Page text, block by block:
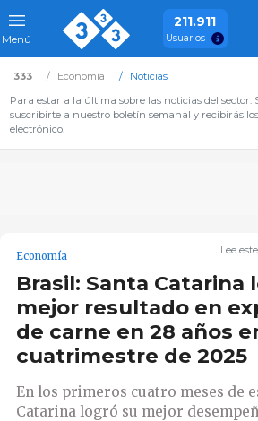
Menú
211.911
Usuarios
333 Economía
Noticias
Para estar a la última sobre las noticias del sector.
suscribirte a nuestro boletín semanal y recibirás
electrónico.
Lee
Economía
Brasil: Santa Catarina
mejor resultado en
de carne en 28 años
cuatrimestre de 2025
En los primeros cuatro meses de
Catarina logró su mejor